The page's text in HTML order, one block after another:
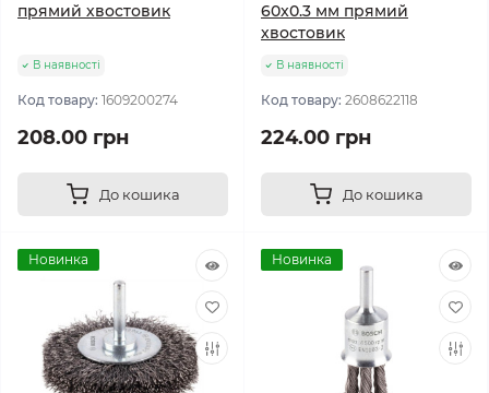
прямий хвостовик
В наявності
Код товару: 1609200274
208.00 грн
До кошика
60x0.3 мм прямий
хвостовик
В наявності
Код товару: 2608622118
224.00 грн
До кошика
Новинка Новинка